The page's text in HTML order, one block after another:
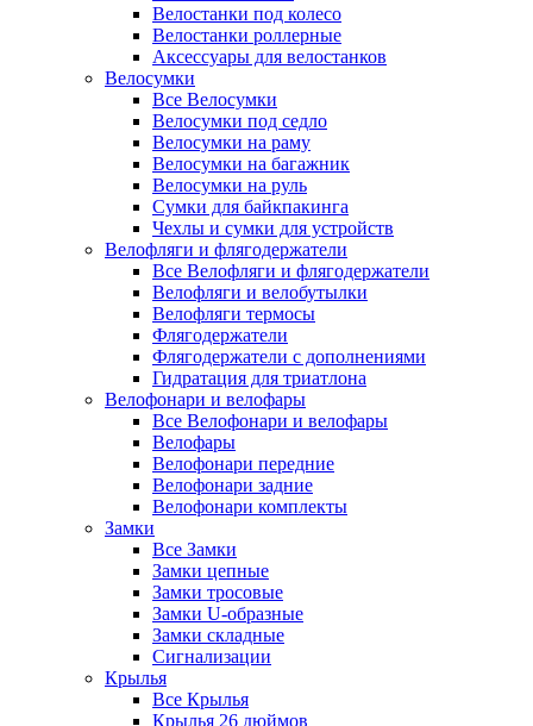
Велостанки под колесо
Велостанки роллерные
Аксессуары для велостанков
Велосумки
Все Велосумки
Велосумки под седло
Велосумки на раму
Велосумки на багажник
Велосумки на руль
Сумки для байкпакинга
Чехлы и сумки для устройств
Велофляги и флягодержатели
Все Велофляги и флягодержатели
Велофляги и велобутылки
Велофляги термосы
Флягодержатели
Флягодержатели с дополнениями
Гидратация для триатлона
Велофонари и велофары
Все Велофонари и велофары
Велофары
Велофонари передние
Велофонари задние
Велофонари комплекты
Замки
Все Замки
Замки цепные
Замки тросовые
Замки U-образные
Замки складные
Сигнализации
Крылья
Все Крылья
Крылья 26 дюймов